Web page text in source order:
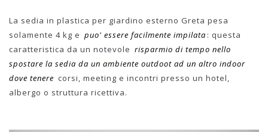
La sedia in plastica per giardino esterno Greta pesa
solamente 4 kg e puo' essere facilmente impilata : questa
caratteristica da un notevole risparmio di tempo nello
spostare la sedia da un ambiente outdoot ad un altro indoor
dove tenere corsi, meeting e incontri presso un hotel,
albergo o struttura ricettiva.